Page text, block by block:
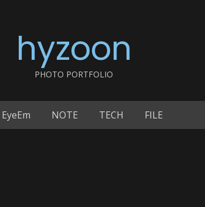
hyzoon
PHOTO PORTFOLIO
EyeEm NOTE TECH FILE